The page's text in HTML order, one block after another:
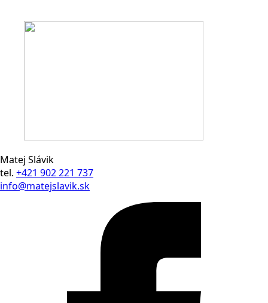
Matej Slávik
tel. +421 902 221 737
info@matejslavik.sk